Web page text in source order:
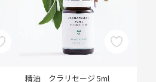
精油 クラリセージ 5ml